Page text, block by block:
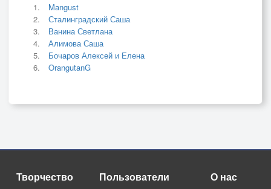
Mangust
Сталинградский Саша
Ванина Светлана
Алимова Саша
Бочаров Алексей и Елена
OrangutanG
Творчество Пользователи О нас